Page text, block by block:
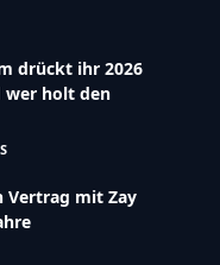
drückt ihr 2026
wer holt den
Vertrag mit Zay